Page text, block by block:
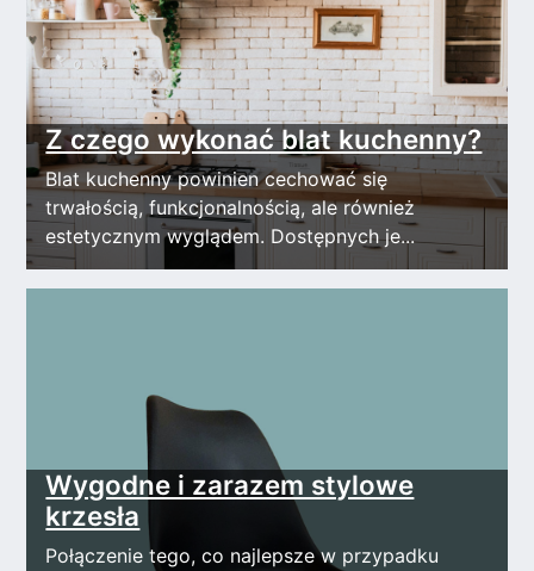
Z czego wykonać blat kuchenny?
Blat kuchenny powinien cechować się
trwałością, funkcjonalnością, ale również
estetycznym wyglądem. Dostępnych je...
Wygodne i zarazem stylowe
krzesła
Połączenie tego, co najlepsze w przypadku